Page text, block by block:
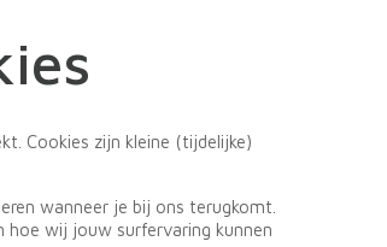
Cookies zijn kleine (tijdelijke)
wanneer je bij ons terugkomt.
hoe wij jouw surfervaring kunnen